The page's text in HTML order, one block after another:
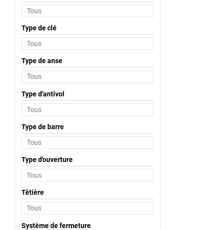
Type de clé
Type de anse
Type d'antivol
Type de barre
Type d'ouverture
Têtière
Système de fermeture